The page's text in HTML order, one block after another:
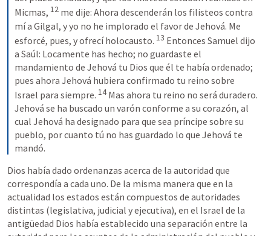
Micmas, 12 me dije: Ahora descenderán los filisteos contra
mí a Gilgal, y yo no he implorado el favor de Jehová. Me
esforcé, pues, y ofrecí holocausto. 13 Entonces Samuel dijo
a Saúl: Locamente has hecho; no guardaste el
mandamiento de Jehová tu Dios que él te había ordenado;
pues ahora Jehová hubiera confirmado tu reino sobre
Israel para siempre. 14 Mas ahora tu reino no será duradero.
Jehová se ha buscado un varón conforme a su corazón, al
cual Jehová ha designado para que sea príncipe sobre su
pueblo, por cuanto tú no has guardado lo que Jehová te
mandó.
Dios había dado ordenanzas acerca de la autoridad que
correspondía a cada uno. De la misma manera que en la
actualidad los estados están compuestos de autoridades
distintas (legislativa, judicial y ejecutiva), en el Israel de la
antigüedad Dios había establecido una separación entre la